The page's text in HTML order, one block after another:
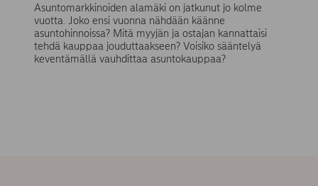
Asuntomarkkinoiden alamäki on jatkunut jo kolme
vuotta. Joko ensi vuonna nähdään käänne
asuntohinnoissa? Mitä myyjän ja ostajan kannattaisi
tehdä kauppaa jouduttaakseen? Voisiko sääntelyä
keventämällä vauhdittaa asuntokauppaa?